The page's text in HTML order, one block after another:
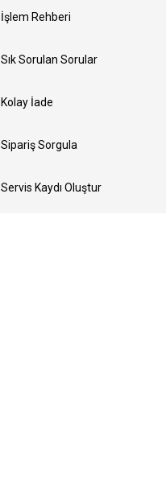
İşlem Rehberi
Sık Sorulan Sorular
Kolay İade
Sipariş Sorgula
Servis Kaydı Oluştur